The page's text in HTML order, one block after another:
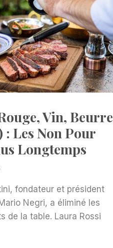
Vin, Beurre
: Les Non Pour
Longtemps
fondateur et président
Negri, a éliminé les
de la table. Laura Rossi